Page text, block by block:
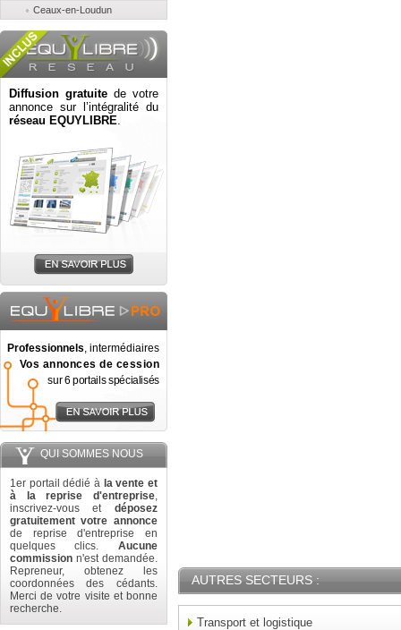
Ceaux-en-Loudun
Diffusion gratuite de votre
annonce sur l’intégralité du
réseau EQUYLIBRE.
Professionnels, intermédiaires
Vos annonces de cession
sur 6 portails spécialisés
QUI SOMMES NOUS
1er portail dédié à la vente et
à la reprise d'entreprise,
inscrivez-vous et déposez
gratuitement votre annonce
de reprise d'entreprise en
quelques clics. Aucune
commission n'est demandée.
Repreneur, obtenez les
coordonnées des cédants.
Merci de votre visite et bonne
recherche.
AUTRES SECTEURS :
Transport et logistique